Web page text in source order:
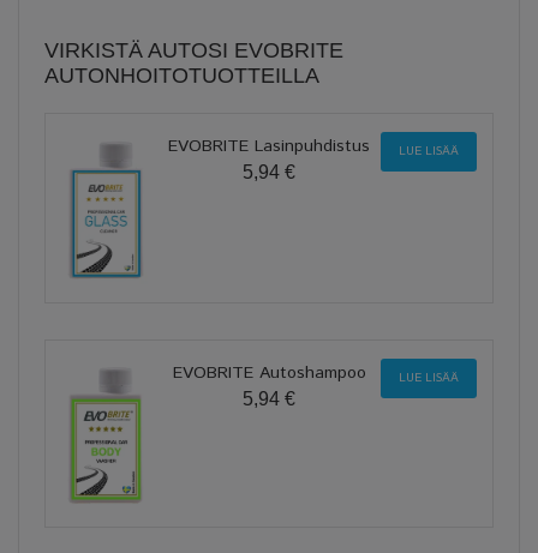
VIRKISTÄ AUTOSI EVOBRITE
AUTONHOITOTUOTTEILLA
EVOBRITE Lasinpuhdistus
5,94 €
LUE LISÄÄ
EVOBRITE Autoshampoo
5,94 €
LUE LISÄÄ